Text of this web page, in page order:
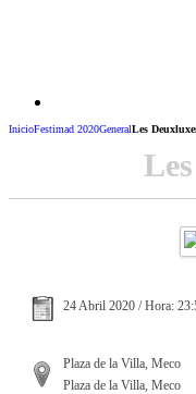
InicioFestimad 2020GeneralLes
24 Abril 2020 / Hora:
Plaza de la Villa, Meco
Plaza de la Villa, Meco